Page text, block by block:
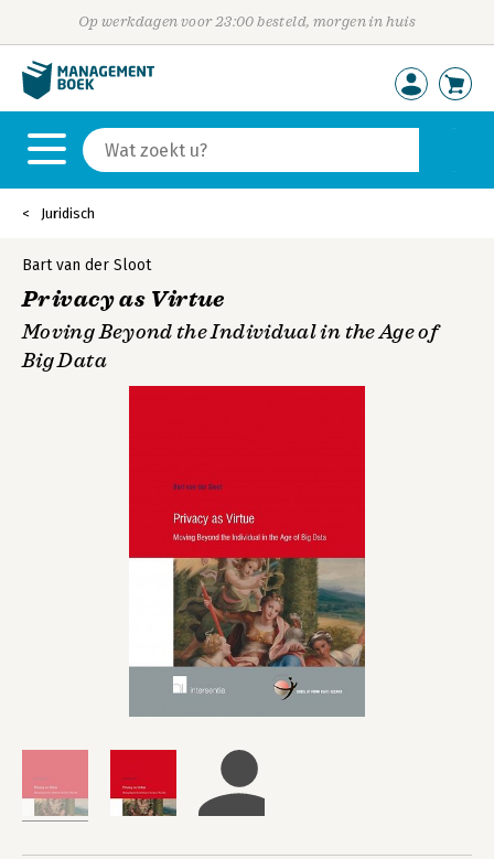
Op werkdagen voor 23:00 besteld, morgen in huis
Juridisch
Bart van der Sloot
Privacy as Virtue
Moving Beyond the Individual in the Age of
Big Data